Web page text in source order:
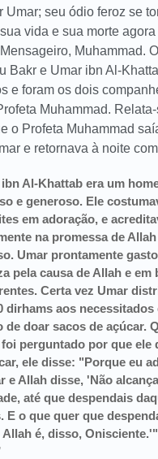
Umar; seu ódio feroz se
vida e sua morte
Muhammad.
Bakr e Umar ibn Al-
e foram os dois
Muhammad.
o Profeta Muhammad
e retornava à noite
Al-Khattab era um
e generoso. Ele
em adoração, e
na promessa de
Umar prontamente
pela causa de Allah e em
Certa vez Umar
dirhams aos necessitados
de doar sacos de açúcar.
foi perguntado por que ele
ele disse: "Porque eu
e Allah disse, 'Não
até que despendais
E o que quer que
Allah é, disso,